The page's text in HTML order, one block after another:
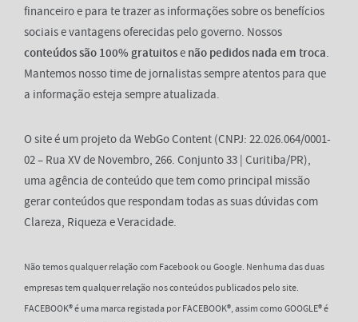
financeiro e para te trazer as informações sobre os benefícios
sociais e vantagens oferecidas pelo governo. Nossos
conteúdos são 100% gratuitose não pedidos nada em troca.
Mantemos nosso time de jornalistas sempre atentos para que
a informação esteja sempre atualizada.
O site é um projeto da WebGo Content (CNPJ: 22.026.064/0001-
02 – Rua XV de Novembro, 266. Conjunto 33 | Curitiba/PR),
uma agência de conteúdo que tem como principal missão
gerar conteúdos que respondam todas as suas dúvidas com
Clareza, Riqueza e Veracidade.
Não temos qualquer relação com Facebook ou Google. Nenhuma das duas
empresas tem qualquer relação nos conteúdos publicados pelo site.
FACEBOOK® é uma marca registada por FACEBOOK®, assim como GOOGLE® é